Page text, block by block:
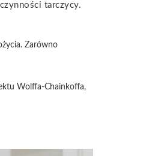
tarczycy.
Zarówno
Wolffa-Chainkoffa,